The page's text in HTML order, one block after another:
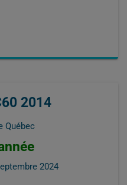
2014
Québec
2024